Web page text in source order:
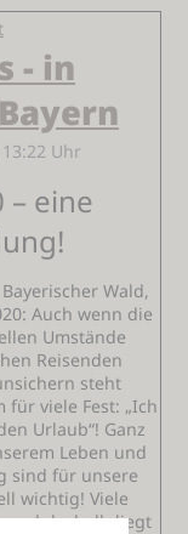
- in
Uhr
– eine
Wald,
Auch wenn die
Umstände
Reisenden
steht
für viele Fest: „Ich
Urlaub“! Ganz
Leben und
sind für unsere
wichtig! Viele
und deshalb liegt